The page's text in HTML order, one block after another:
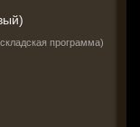
программа)